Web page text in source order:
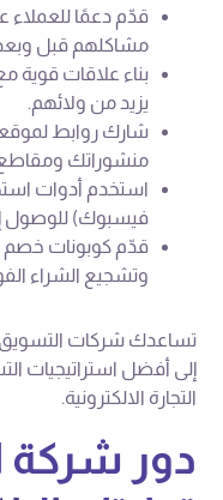
قدّم دعمًا للعملاء
مشاكلهم قبل وبعد
بناء علاقات قوية
يزيد من ولائهم.
شارك روابط
منشوراتك ومقاطع
استخدم أدوات
فيسبوك) للوصول
قدّم كوبونات خصم
وتشجيع الشراء
تساعدك شركات التسويق
إلى أفضل استراتيجيات
التجارة الالكترونية.
دور شركة